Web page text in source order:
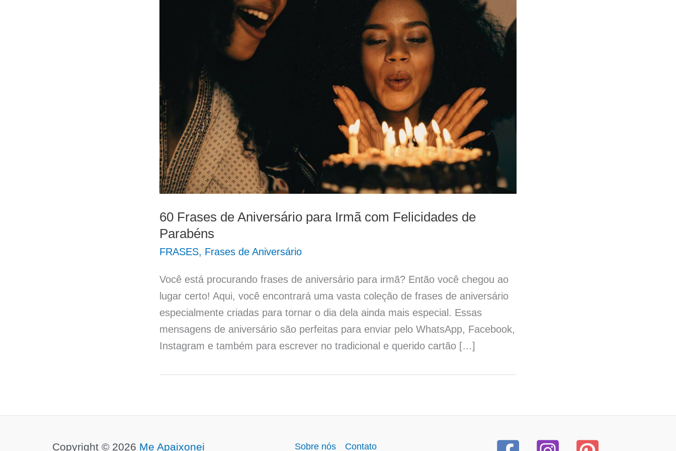
60 Frases de Aniversário para Irmã com Felicidades de
Parabéns
FRASES, Frases de Aniversário
Você está procurando frases de aniversário para irmã? Então você chegou ao
lugar certo! Aqui, você encontrará uma vasta coleção de frases de aniversário
especialmente criadas para tornar o dia dela ainda mais especial. Essas
mensagens de aniversário são perfeitas para enviar pelo WhatsApp, Facebook,
Instagram e também para escrever no tradicional e querido cartão […]
Copyright © 2026 Me Apaixonei Sobre nós Contato